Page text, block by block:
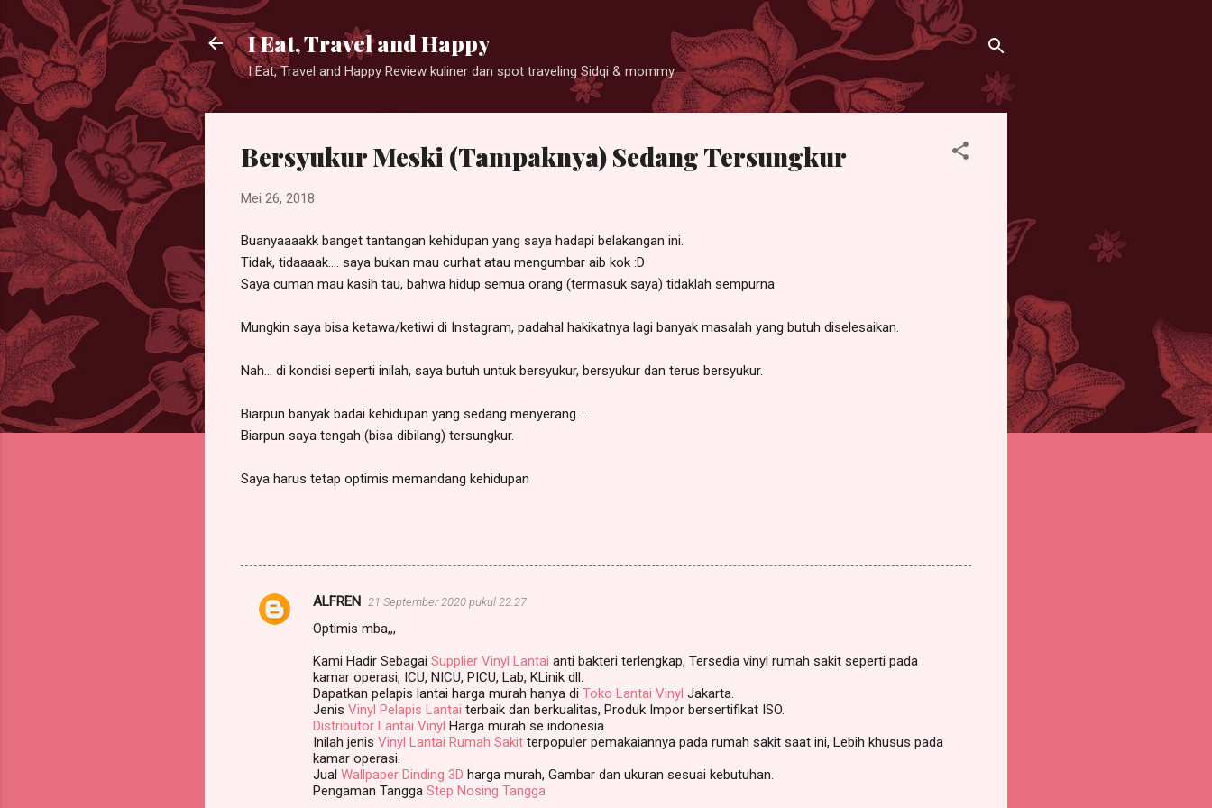
I Eat, Travel and Happy
I Eat, Travel and Happy Review kuliner dan spot traveling Sidqi & mommy
Bersyukur Meski (Tampaknya) Sedang Tersungkur
Mei 26, 2018
Buanyaaaakk banget tantangan kehidupan yang saya hadapi belakangan ini.
Tidak, tidaaaak.... saya bukan mau curhat atau mengumbar aib kok :D
Saya cuman mau kasih tau, bahwa hidup semua orang (termasuk saya) tidaklah sempurna
Mungkin saya bisa ketawa/ketiwi di Instagram, padahal hakikatnya lagi banyak masalah yang butuh diselesaikan.
Nah... di kondisi seperti inilah, saya butuh untuk bersyukur, bersyukur dan terus bersyukur.
Biarpun banyak badai kehidupan yang sedang menyerang.....
Biarpun saya tengah (bisa dibilang) tersungkur.
Saya harus tetap optimis memandang kehidupan
K
ALFREN 21 September 2020 pukul 22.27
Optimis mba,,,
Kami Hadir Sebagai Supplier Vinyl Lantai anti bakteri terlengkap, Tersedia vinyl rumah sakit seperti pada
kamar operasi, ICU, NICU, PICU, Lab, KLinik dll.
Dapatkan pelapis lantai harga murah hanya di Toko Lantai Vinyl Jakarta.
Jenis Vinyl Pelapis Lantai terbaik dan berkualitas, Produk Impor bersertifikat ISO.
Distributor Lantai Vinyl Harga murah se indonesia.
Inilah jenis Vinyl Lantai Rumah Sakit terpopuler pemakaiannya pada rumah sakit saat ini, Lebih khusus pada
kamar operasi.
Jual Wallpaper Dinding 3D harga murah, Gambar dan ukuran sesuai kebutuhan.
Pengaman Tangga Step Nosing Tangga